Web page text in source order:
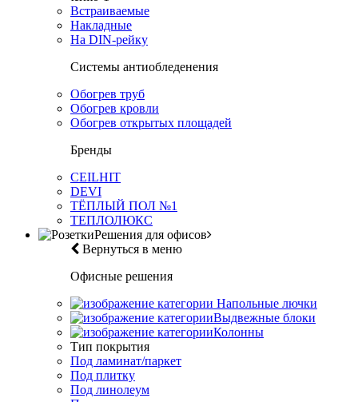
Встраиваемые
Накладные
На DIN-рейку
Системы антиобледенения
Обогрев труб
Обогрев кровли
Обогрев открытых площадей
Бренды
CEILHIT
DEVI
ТЁПЛЫЙ ПОЛ №1
ТЕПЛОЛЮКС
Решения для офисов
Вернуться в меню
Офисные решения
Напольные лючки
Выдвежные блоки
Колонны
Тип покрытия
Под ламинат/паркет
Под плитку
Под линолеум